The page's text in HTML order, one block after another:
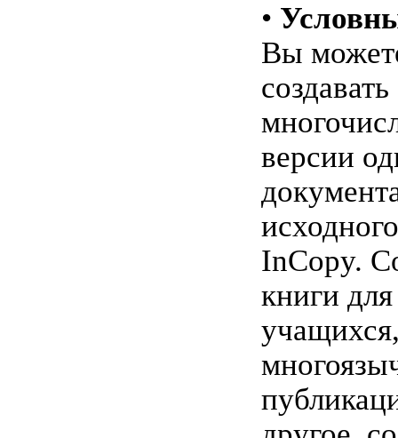
•
Вы
создавать
версии
InCopy.
книги